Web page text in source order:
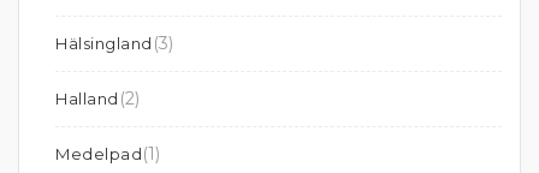
Hälsingland (3)
Halland (2)
Medelpad(1)